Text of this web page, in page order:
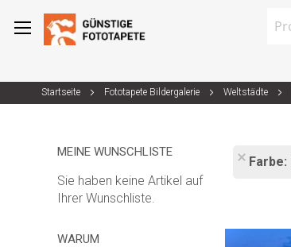
Startseite Fototapete Bildergalerie Weltstädte
Zum
Farbe
MEINE WUNSCHLISTE
Sie haben keine Artikel auf
Ihrer Wunschliste.
WARUM